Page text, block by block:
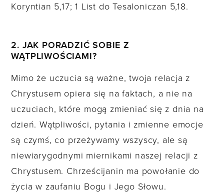
Koryntian 5,17; 1 List do Tesaloniczan 5,18.
2. JAK PORADZIĆ SOBIE Z
WĄTPLIWOŚCIAMI?
Mimo że uczucia są ważne, twoja relacja z
Chrystusem opiera się na faktach, a nie na
uczuciach, które mogą zmieniać się z dnia na
dzień. Wątpliwości, pytania i zmienne emocje
są czymś, co przeżywamy wszyscy, ale są
niewiarygodnymi miernikami naszej relacji z
Chrystusem. Chrześcijanin ma powołanie do
życia w zaufaniu Bogu i Jego Słowu.